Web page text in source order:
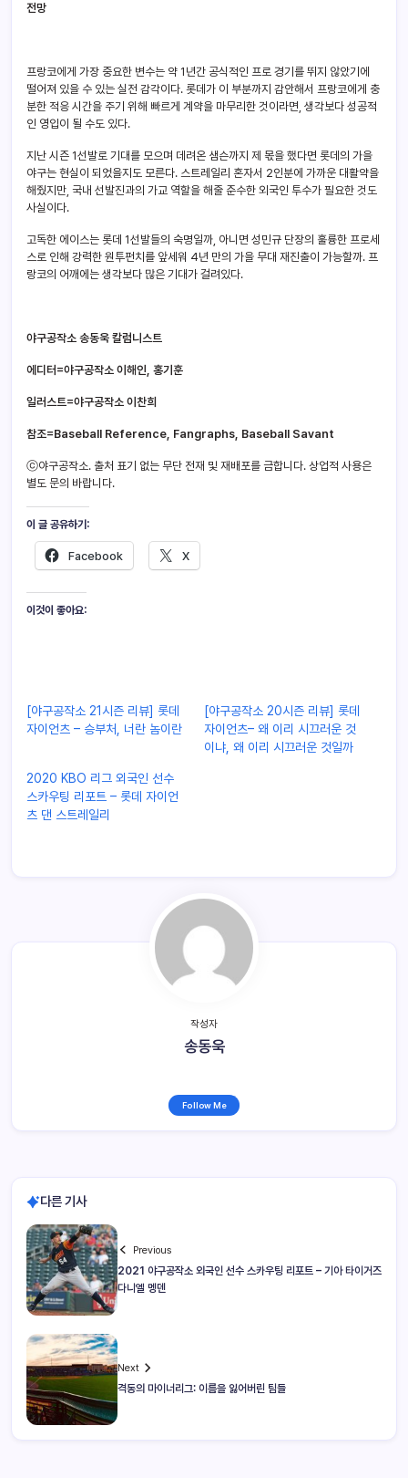
전망
프랑코에게 가장 중요한 변수는 약 1년간 공식적인 프로 경기를 뛰지 않았기에
떨어져 있을 수 있는 실전 감각이다. 롯데가 이 부분까지 감안해서 프랑코에게 충
분한 적응 시간을 주기 위해 빠르게 계약을 마무리한 것이라면, 생각보다 성공적
인 영입이 될 수도 있다.
지난 시즌 1선발로 기대를 모으며 데려온 샘슨까지 제 몫을 했다면 롯데의 가을
야구는 현실이 되었을지도 모른다. 스트레일리 혼자서 2인분에 가까운 대활약을
해줬지만, 국내 선발진과의 가교 역할을 해줄 준수한 외국인 투수가 필요한 것도
사실이다.
고독한 에이스는 롯데 1선발들의 숙명일까, 아니면 성민규 단장의 훌륭한 프로세
스로 인해 강력한 원투펀치를 앞세워 4년 만의 가을 무대 재진출이 가능할까. 프
랑코의 어깨에는 생각보다 많은 기대가 걸려있다.
야구공작소 송동욱 칼럼니스트
에디터=야구공작소 이해인, 홍기훈
일러스트=야구공작소 이찬희
참조=Baseball Reference, Fangraphs, Baseball Savant
ⓒ야구공작소. 출처 표기 없는 무단 전재 및 재배포를 금합니다. 상업적 사용은
별도 문의 바랍니다.
이 글 공유하기:
Facebook X
이것이 좋아요:
[야구공작소 21시즌 리뷰] 롯데
자이언츠 – 승부처, 너란 놈이란
[야구공작소 20시즌 리뷰] 롯데
자이언츠– 왜 이리 시끄러운 것
이냐, 왜 이리 시끄러운 것일까
2020 KBO 리그 외국인 선수
스카우팅 리포트 – 롯데 자이언
츠 댄 스트레일리
작성자
송동욱
Follow Me
다른 기사
Previous
2021 야구공작소 외국인 선수 스카우팅 리포트 – 기아 타이거즈
다니엘 멩덴
Next
격동의 마이너리그: 이름을 잃어버린 팀들